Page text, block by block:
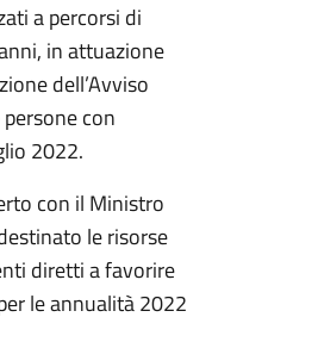
a percorsi di
in attuazione
dell’Avviso
con
2022.
con il Ministro
le risorse
diretti a favorire
le annualità 2022